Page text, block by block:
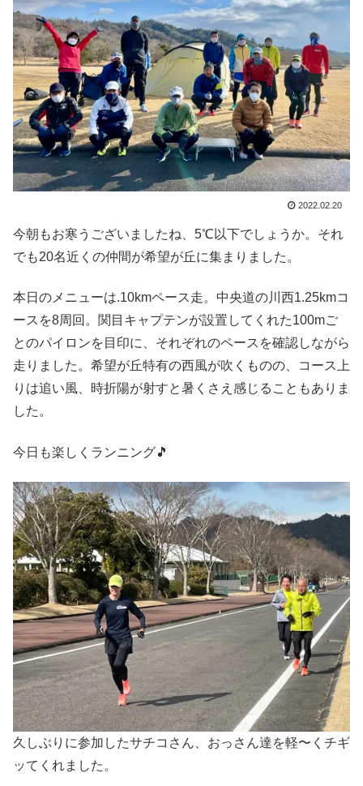
2022.02.20
今朝もお寒うございましたね、5℃以下でしょうか。それ
でも20名近くの仲間が希望が丘に集まりました。
本日のメニューは.10kmペース走。中央道の川西1.25kmコ
ースを8周回。関目キャプテンが設置してくれた100mご
とのパイロンを目印に、それぞれのペースを確認しながら
走りました。希望が丘特有の西風が吹くものの、コース上
りは追い風、時折陽が射すと暑くさえ感じることもありま
した。
今日も楽しくランニング🎵
久しぶりに参加したサチコさん、おっさん達を軽〜くチギ
ッてくれました。